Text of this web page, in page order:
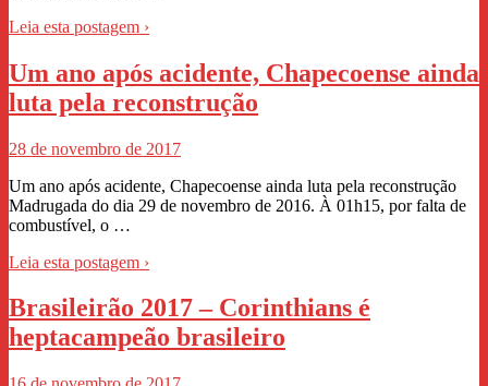
Leia esta postagem ›
Um ano após acidente, Chapecoense ainda
luta pela reconstrução
28 de novembro de 2017
Um ano após acidente, Chapecoense ainda luta pela reconstrução
Madrugada do dia 29 de novembro de 2016. À 01h15, por falta de
combustível, o …
Leia esta postagem ›
Brasileirão 2017 – Corinthians é
heptacampeão brasileiro